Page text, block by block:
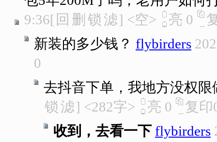
9:36[ 回 删 锁 滤] <空> 亮 0
新装的多少钱？ flybirders
0
去抖音下单，我地方没权限
锁 滤] <282字> 亮 0 复印
收到，去看一下 flybirders